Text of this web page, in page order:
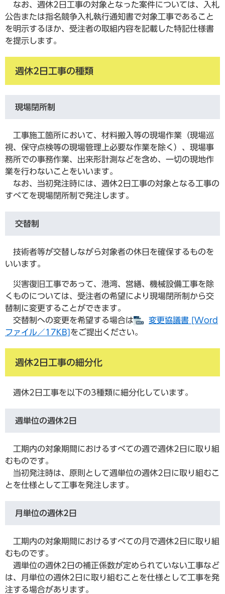
なお、週休2日工事の対象となった案件については、入札
公告または指名競争入札執行通知書で対象工事であること
を明示するほか、受注者の取組内容を記載した特記仕様書
を提示します。
週休2日工事の種類
現場閉所制
工事施工箇所において、材料搬入等の現場作業（現場巡
視、保守点検等の現場管理上必要な作業を除く）、現場事
務所での事務作業、出来形計測などを含め、一切の現地作
業を行わないことをいいます。
なお、当初発注時には、週休2日工事の対象となる工事の
すべてを現場閉所制で発注します。
交替制
技術者等が交替しながら対象者の休日を確保するものを
いいます。
災害復旧工事であって、港湾、営繕、機械設備工事を除
くものについては、受注者の希望により現場閉所制から交
替制に変更することができます。
交替制への変更を希望する場合は
変更協議書 [Word
ファイル／17KB] をご提出ください。
週休2日工事の細分化
週休2日工事を以下の3種類に細分化しています。
週単位の週休2日
工期内の対象期間におけるすべての週で週休2日に取り組
むものです。
当初発注時は、原則として週単位の週休2日に取り組むこ
とを仕様として工事を発注します。
月単位の週休2日
工期内の対象期間におけるすべての月で週休2日に取り組
むものです。
​ 週単位の週休2日の補正係数が定められていない工事など
は、月単位の週休2日に取り組むことを仕様として工事を発
注する場合があります。